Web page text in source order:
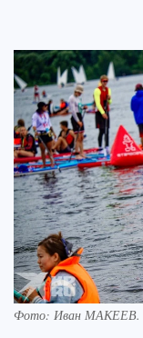
Фото: Иван МАКЕЕВ.